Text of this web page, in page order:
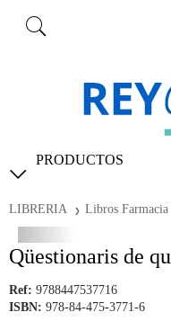
PRODUCTOS
LIBRERIA Libros Farmacia
Qüestionaris de
Ref: 9788447537716
ISBN: 978-84-475-3771-6